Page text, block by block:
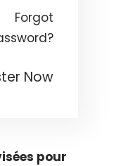
Forgot
Now
pour